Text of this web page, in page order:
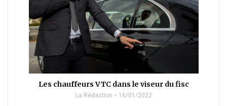
Les chauffeurs VTC dans le viseur du fisc
La Rédaction 16/01/2022